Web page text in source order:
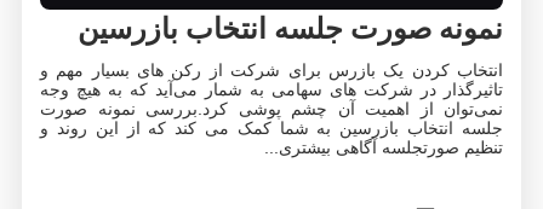
صورت جلسه انتخاب بازرسین
کردن یک بازرس برای شرکت از رکن های بسیار مهم و
در شرکت های سهامی به شمار می‌آید که به هیچ وجه
از اهمیت آن چشم پوشی کرد.بررسی نمونه صورت
بازرسین به شما کمک می کند که از این روند و
آگاهی بیشتری...